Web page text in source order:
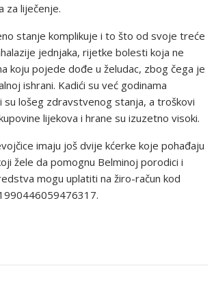
za liječenje.
stanje komplikuje i to što od svoje treće
jednjaka, rijetke bolesti koja ne
koju pojede dođe u želudac, zbog čega je
ishrani. Kadići su već godinama
su lošeg zdravstvenog stanja, a troškovi
lijekova i hrane su izuzetno visoki.
imaju još dvije kćerke koje pohađaju
žele da pomognu Belminoj porodici i
mogu uplatiti na žiro-račun kod